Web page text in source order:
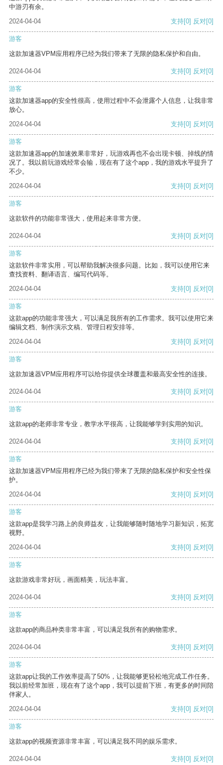
中游刃有余。
2024-04-04
支持[0] 反对[0]
游客
这款加速器VPM应用程序已经为我们带来了无限的隐私保护和自由。
2024-04-04 支持[0] 反对[0]
游客
这款加速器app的安全性很高，使用过程中不会泄露个人信息，让我非常
放心。
2024-04-04
支持[0] 反对[0]
游客
这款加速器app的加速效果非常好，玩游戏再也不会出现卡顿、掉线的情
况了。我以前玩游戏经常会输，现在有了这个app，我的游戏水平提升了
不少。
2024-04-04
支持[0] 反对[0]
游客
这款软件的功能非常强大，使用起来非常方便。
2024-04-04 支持[0] 反对[0]
游客
这款软件非常实用，可以帮助我解决很多问题。比如，我可以使用它来
查找资料、翻译语言、编写代码等。
2024-04-04
支持[0] 反对[0]
游客
这款app的功能非常强大，可以满足我所有的工作需求。我可以使用它来
编辑文档、制作演示文稿、管理日程安排等。
2024-04-04
支持[0] 反对[0]
游客
这款加速器VPM应用程序可以给你提供全球覆盖和最高安全性的连接。
2024-04-04 支持[0] 反对[0]
游客
这款app的老师非常专业，教学水平很高，让我能够学到实用的知识。
2024-04-04 支持[0] 反对[0]
游客
这款加速器VPM应用程序已经为我们带来了无限的隐私保护和安全性保
护。
2024-04-04
支持[0] 反对[0]
游客
这款app是我学习路上的良师益友，让我能够随时随地学习新知识，拓宽
视野。
2024-04-04
支持[0] 反对[0]
游客
这款游戏非常好玩，画面精美，玩法丰富。
2024-04-04 支持[0] 反对[0]
游客
这款app的商品种类非常丰富，可以满足我所有的购物需求。
2024-04-04 支持[0] 反对[0]
游客
这款app让我的工作效率提高了50%，让我能够更轻松地完成工作任务。
我以前经常加班，现在有了这个app，我可以提前下班，有更多的时间陪
伴家人。
2024-04-04
支持[0] 反对[0]
游客
这款app的视频资源非常丰富，可以满足我不同的娱乐需求。
2024-04-04 支持[0] 反对[0]